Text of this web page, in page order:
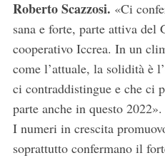
Roberto Scazzosi. «Ci
sana e forte, parte attiva del
cooperativo Iccrea. In un
come l’attuale, la solidità è
ci contraddistingue e che ci
parte anche in questo 2022».
I numeri in crescita
soprattutto confermano il